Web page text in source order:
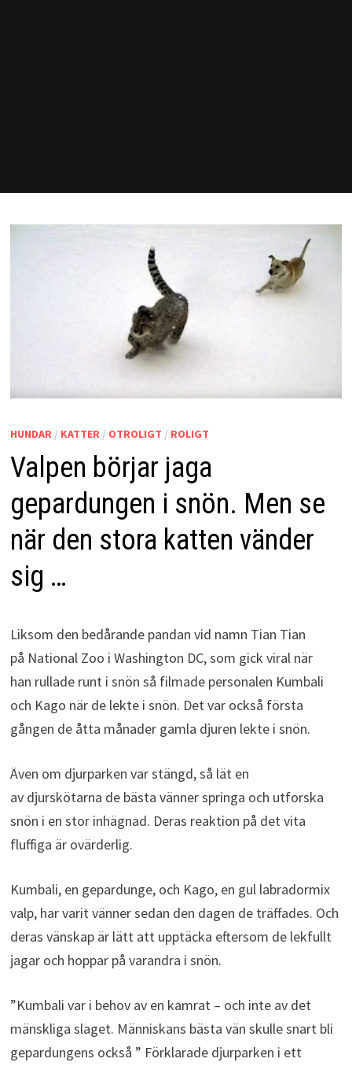
HUNDAR/ KATTER/ OTROLIGT / ROLIGT
Valpen börjar jaga
gepardungen i snön. Men se
när den stora katten vänder
sig …
Liksom den bedårande pandan vid namn Tian Tian
på National Zoo i Washington DC, som gick viral när
han rullade runt i snön så filmade personalen Kumbali
och Kago när de lekte i snön. Det var också första
gången de åtta månader gamla djuren lekte i snön.
Även om djurparken var stängd, så lät en
av djurskötarna de bästa vänner springa och utforska
snön i en stor inhägnad. Deras reaktion på det vita
fluffiga är ovärderlig.
Kumbali, en gepardunge, och Kago, en gul labradormix
valp, har varit vänner sedan den dagen de träffades. Och
deras vänskap är lätt att upptäcka eftersom de lekfullt
jagar och hoppar på varandra i snön.
”Kumbali var i behov av en kamrat – och inte av det
mänskliga slaget. Människans bästa vän skulle snart bli
gepardungens också ” Förklarade djurparken i ett